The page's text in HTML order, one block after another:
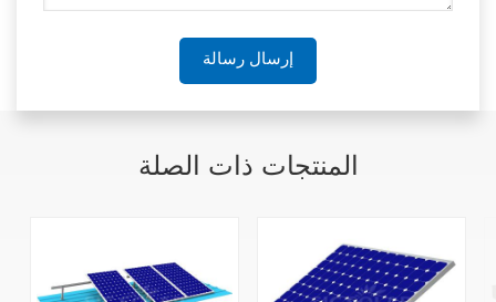
إرسال رسالة
المنتجات ذات الصلة